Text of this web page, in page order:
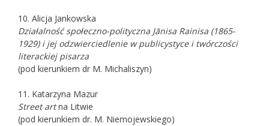
10. Alicja Jankowska
Działalność społeczno-polityczna Jānisa Rainisa (1865-
1929) i jej odzwierciedlenie w publicystyce i twórczości
literackiej pisarza
(pod kierunkiem dr M. Michaliszyn)
11. Katarzyna Mazur
Street artna Litwie
(pod kierunkiem dr. M. Niemojewskiego)